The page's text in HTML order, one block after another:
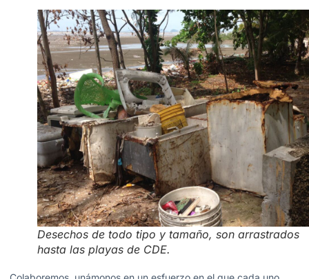
Desechos de todo tipo y tamaño, son arrastrados
hasta las playas de CDE.